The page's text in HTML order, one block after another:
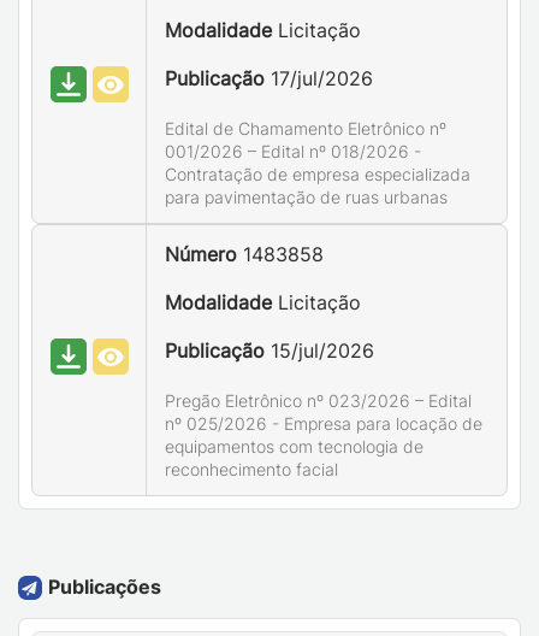
Modalidade Licitação
Publicação 17/jul/2026
Edital de Chamamento Eletrônico nº
001/2026 – Edital nº 018/2026 -
Contratação de empresa especializada
para pavimentação de ruas urbanas
Número 1483858
Modalidade Licitação
Publicação 15/jul/2026
Pregão Eletrônico nº 023/2026 – Edital
nº 025/2026 - Empresa para locação de
equipamentos com tecnologia de
reconhecimento facial
Publicações